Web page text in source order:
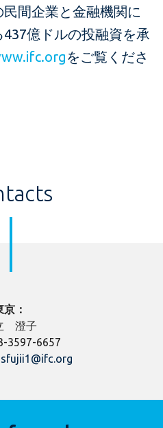
間企業と金融機関に
億ドルの投融資を承
をご覧くださ
京：
澄子
3597-6657
sfujii1@ifc.org